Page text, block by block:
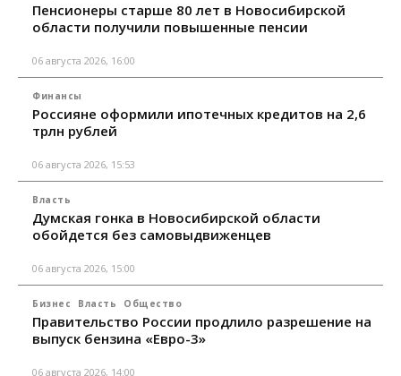
Пенсионеры старше 80 лет в Новосибирской
области получили повышенные пенсии
06 августа 2026, 16:00
Финансы
Россияне оформили ипотечных кредитов на 2,6
трлн рублей
06 августа 2026, 15:53
Власть
Думская гонка в Новосибирской области
обойдется без самовыдвиженцев
06 августа 2026, 15:00
Бизнес Власть Общество
Правительство России продлило разрешение на
выпуск бензина «Евро-3»
06 августа 2026, 14:00